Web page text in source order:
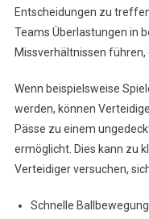
Entscheidungen zu
Teams Überlastungen in
Missverhältnissen
Wenn beispielsweise
werden, können
Pässe zu einem
ermöglicht. Dies kann zu
Verteidiger versuchen,
Schnelle